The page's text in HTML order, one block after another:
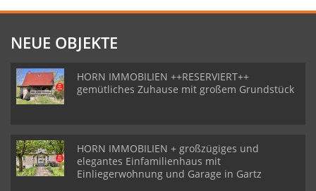
NEUE OBJEKTE
HORN IMMOBILIEN ++RESERVIERT++
gemütliches Zuhause mit großem Grundstück
HORN IMMOBILIEN + großzügiges und
elegantes Einfamilienhaus mit
Einliegerwohnung und Garage in Gartz